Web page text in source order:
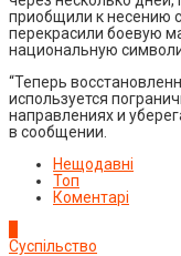
приобщили к несению
перекрасили боевую
национальную
“Теперь
используется
направлениях и
в сообщении.
Нещодавні
Топ
Коментарі
Суспільство